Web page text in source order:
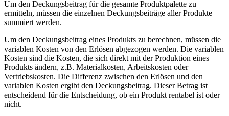
Um den Deckungsbeitrag für die gesamte Produktpalette zu
ermitteln, müssen die einzelnen Deckungsbeiträge aller Produkte
summiert werden.
Um den Deckungsbeitrag eines Produkts zu berechnen, müssen die
variablen Kosten von den Erlösen abgezogen werden. Die variablen
Kosten sind die Kosten, die sich direkt mit der Produktion eines
Produkts ändern, z.B. Materialkosten, Arbeitskosten oder
Vertriebskosten. Die Differenz zwischen den Erlösen und den
variablen Kosten ergibt den Deckungsbeitrag. Dieser Betrag ist
entscheidend für die Entscheidung, ob ein Produkt rentabel ist oder
nicht.